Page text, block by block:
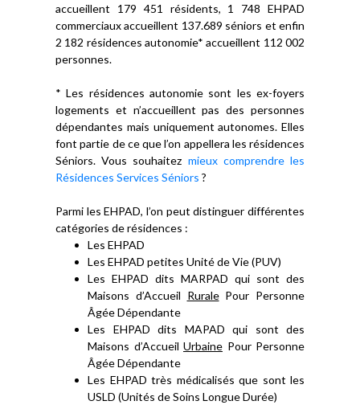
accueillent 179 451 résidents, 1 748 EHPAD
commerciaux accueillent 137.689 séniors et enfin
2 182 résidences autonomie* accueillent 112 002
personnes.
* Les résidences autonomie sont les ex-foyers
logements et n’accueillent pas des personnes
dépendantes mais uniquement autonomes. Elles
font partie de ce que l’on appellera les résidences
Séniors. Vous souhaitez mieux comprendre les
Résidences Services Séniors ?
Parmi les EHPAD, l’on peut distinguer différentes
catégories de résidences :
Les EHPAD
Les EHPAD petites Unité de Vie (PUV)
Les EHPAD dits MARPAD qui sont des
Maisons d’Accueil RuralePour Personne
Âgée Dépendante
Les EHPAD dits MAPAD qui sont des
Maisons d’Accueil Urbaine Pour Personne
Âgée Dépendante
Les EHPAD très médicalisés que sont les
USLD (Unités de Soins Longue Durée)